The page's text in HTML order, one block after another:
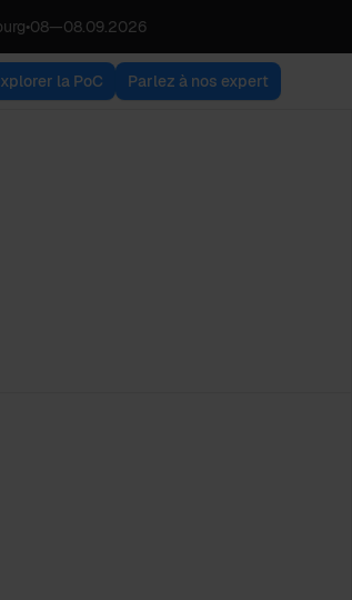
•08—08.09.2026
la PoC Parlez à nos expert